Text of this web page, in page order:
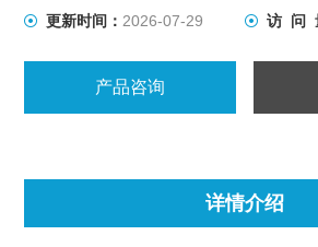
更新时间： 2026-07-29 访 问
产品咨询
详情介绍